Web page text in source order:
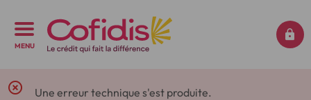
MENU
Une erreur technique s'est produite.